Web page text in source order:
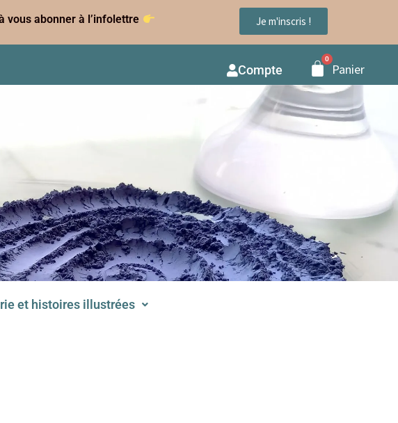
vous abonner à l’infolettre Je m'inscris !
Compte Panier
et histoires illustrées